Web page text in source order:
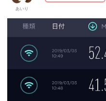
あいり